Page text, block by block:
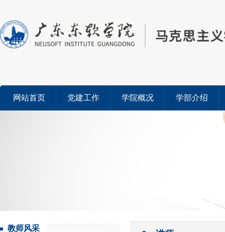
网站首页 党建工作 学院概况 学部介绍
教师风采